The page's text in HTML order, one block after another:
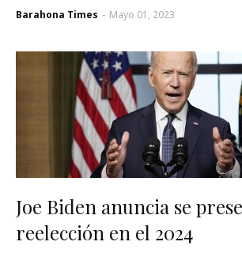
Barahona Times - Mayo 01, 2023
Joe Biden anuncia se
reelección en el 2024